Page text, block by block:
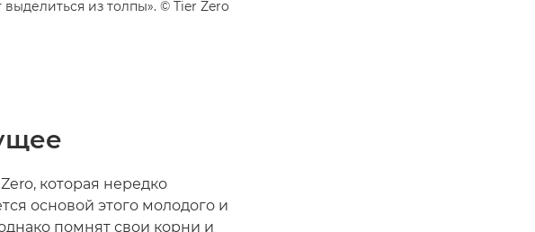
выделиться из толпы». © Tier Zero
которая нередко
основой этого молодого и
помнят свои корни и